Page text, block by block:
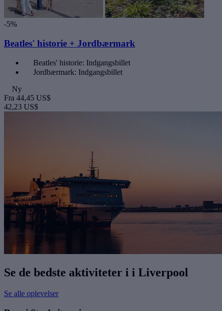
-5%
Beatles' historie + Jordbærmark
Beatles' historie: Indgangsbillet
Jordbærmark: Indgangsbillet
Ny
Fra 44,45 US$
42,23 US$
Se de bedste aktiviteter i i Liverpool
Se alle oplevelser